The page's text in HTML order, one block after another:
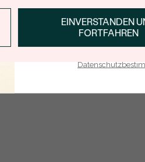
EINVERSTANDEN
FORTFAHREN
ANMELDEN &
E-Mail-Adresse je bei uns in